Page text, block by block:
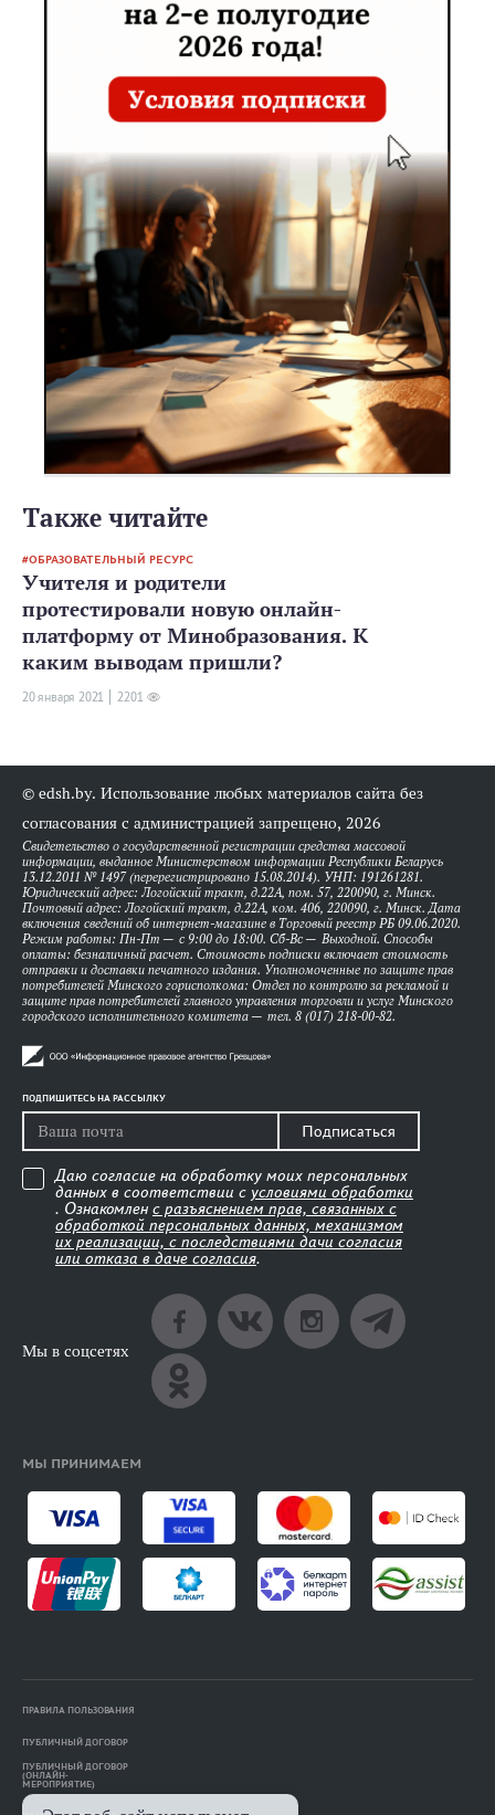
Также читайте
ОБРАЗОВАТЕЛЬНЫЙ РЕСУРС
Учителя и родители
протестировали новую онлайн-
платформу от Минобразования. К
каким выводам пришли?
20 января 2021 2201
© edsh.by. Использование любых материалов сайта без
согласования с администрацией запрещено, 2026
Свидетельство о государственной регистрации средства массовой
информации, выданное Министерством информации Республики Беларусь
13.12.2011 № 1497 (перерегистрировано 15.08.2014). УНП: 191261281.
Юридический адрес: Логойский тракт, д.22А, пом. 57, 220090, г. Минск.
Почтовый адрес: Логойский тракт, д.22А, ком. 406, 220090, г. Минск. Дата
включения сведений об интернет-магазине в Торговый реестр РБ 09.06.2020.
Режим работы: Пн-Пт — с 9:00 до 18:00. Сб-Вс — Выходной. Способы
оплаты: безналичный расчет. Стоимость подписки включает стоимость
отправки и доставки печатного издания. Уполномоченные по защите прав
потребителей Минского горисполкома: Отдел по контролю за рекламой и
защите прав потребителей главного управления торговли и услуг Минского
городского исполнительного комитета — тел. 8 (017) 218-00-82.
ПОДПИШИТЕСЬ НА РАССЫЛКУ
Подписаться
Даю согласие на обработку моих персональных
данных в соответствии с условиями обработки
. Ознакомлен с разъяснением прав, связанных с
обработкой персональных данных, механизмом
их реализации, с последствиями дачи согласия
или отказа в даче согласия.
Мы в соцсетях
МЫ ПРИНИМАЕМ
ПРАВИЛА ПОЛЬЗОВАНИЯ
ПУБЛИЧНЫЙ ДОГОВОР
ПУБЛИЧНЫЙ ДОГОВОР
(ОНЛАЙН-
МЕРОПРИЯТИЕ)